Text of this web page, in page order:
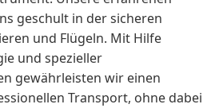
geschult in der sicheren
und Flügeln. Mit Hilfe
und spezieller
gewährleisten wir einen
Transport, ohne dabei